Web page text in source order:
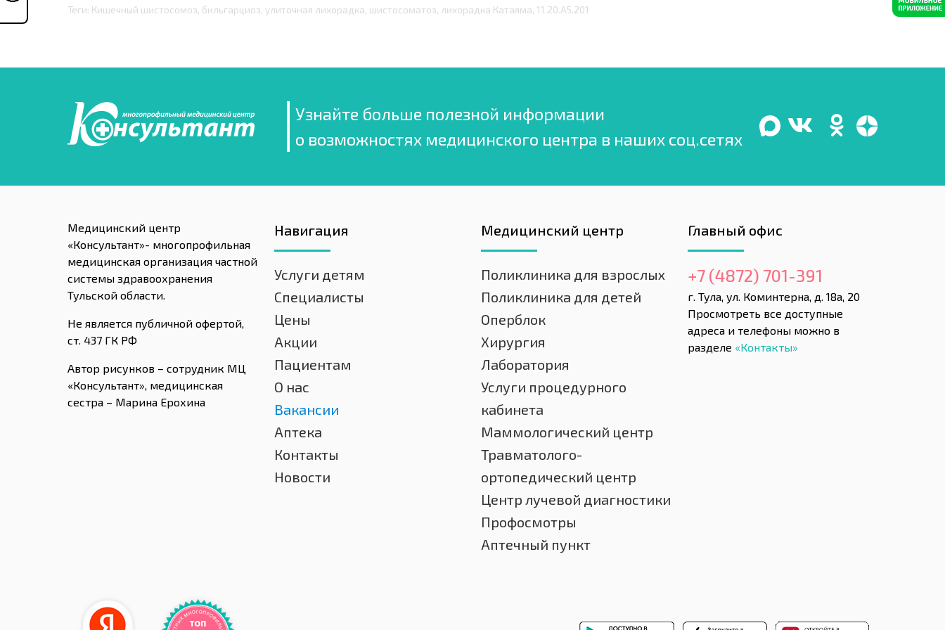
Теги: Кишечный шистосомоз, бильгарциоз, улиточная лихорадка, шистосоматоз, лихорадка Катаяма, 11.20.А5.201
Узнайте больше полезной информации
о возможностях медицинского центра в наших соц.сетях
Медицинский центр
«Консультант»- многопрофильная
медицинская организация частной
системы здравоохранения
Тульской области.
Не является публичной офертой,
ст. 437 ГК РФ
Автор рисунков – сотрудник МЦ
«Консультант», медицинская
сестра – Марина Ерохина
Навигация
Услуги детям
Специалисты
Цены
Акции
Пациентам
О нас
Вакансии
Аптека
Контакты
Новости
Медицинский центр
Поликлиника для взрослых
Поликлиника для детей
Оперблок
Хирургия
Лаборатория
Услуги процедурного
кабинета
Маммологический центр
Травматолого-
ортопедический центр
Центр лучевой диагностики
Профосмотры
Аптечный пункт
Главный офис
+7 (4872) 701-391
г. Тула, ул. Коминтерна, д. 18а, 20
Просмотреть все доступные
адреса и телефоны можно в
разделе «Контакты»